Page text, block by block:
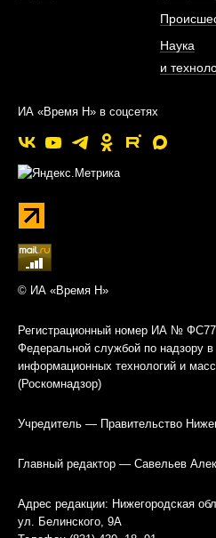
Наука
и
ИА «Время Н» в соцсетях
© ИА «Время Н»
Регистрационный номер ИА №
Федеральной службой по надзору
информационных технологий и
(Роскомнадзор)
Учредитель — Правительство
Главный редактор — Савельев
Адрес редакции: Нижегородская
ул. Белинского, 9А